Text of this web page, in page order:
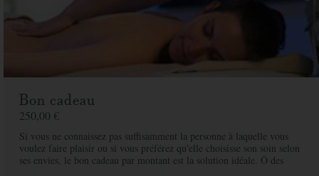
Bon cadeau
250,00 €
Si vous ne connaissez pas suffisamment la personne à laquelle vous
voulez faire plaisir ou si vous préférez qu'elle choisisse son soin selon
ses envies, le bon cadeau par montant est la solution idéale. Ô des